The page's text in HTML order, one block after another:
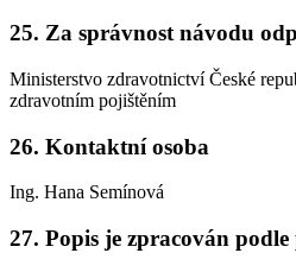
25. Za správnost návodu
Ministerstvo zdravotnictví České
zdravotním pojištěním
26. Kontaktní osoba
Ing. Hana Semínová
27. Popis je zpracován